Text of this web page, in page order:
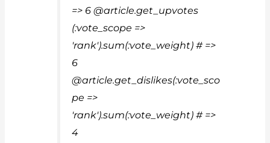
=> 6 @article.get_upvotes
(:vote_scope =>
'rank').sum(:vote_weight) # =>
6
@article.get_dislikes(:vote_sco
pe =>
'rank').sum(:vote_weight) # =>
4